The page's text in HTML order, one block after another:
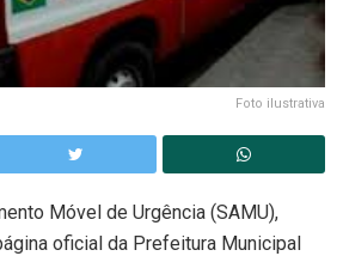
Foto ilustrativa
Móvel de Urgência (SAMU),
oficial da Prefeitura Municipal